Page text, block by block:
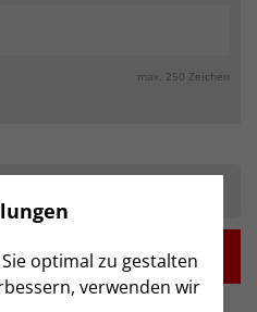
optimal zu gestalten
verwenden wir
max. 250 Zeichen
WARENKORB